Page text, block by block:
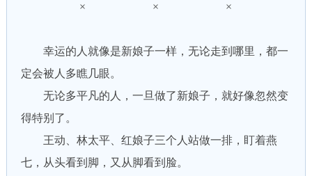
× × ×
幸运的人就像是新娘子一样，无论走到哪里，都一
定会被人多瞧几眼。
无论多平凡的人，一旦做了新娘子，就好像忽然变
得特别了。
王动、林太平、红娘子三个人站做一排，盯着燕
七，从头看到脚，又从脚看到脸。